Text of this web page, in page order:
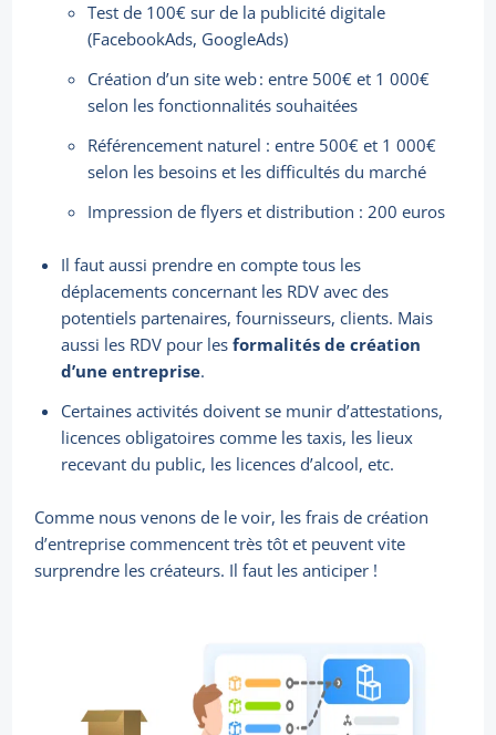
Test de 100€ sur de la publicité digitale
(FacebookAds, GoogleAds)
Création d’un site web : entre 500€ et 1 000€
selon les fonctionnalités souhaitées
Référencement naturel : entre 500€ et 1 000€
selon les besoins et les difficultés du marché
Impression de flyers et distribution : 200 euros
Il faut aussi prendre en compte tous les
déplacements concernant les RDV avec des
potentiels partenaires, fournisseurs, clients. Mais
aussi les RDV pour lesformalités de création
d’une entreprise.
Certaines activités doivent se munir d’attestations,
licences obligatoires comme les taxis, les lieux
recevant du public, les licences d’alcool, etc.
Comme nous venons de le voir, les frais de création
d’entreprise commencent très tôt et peuvent vite
surprendre les créateurs. Il faut les anticiper !